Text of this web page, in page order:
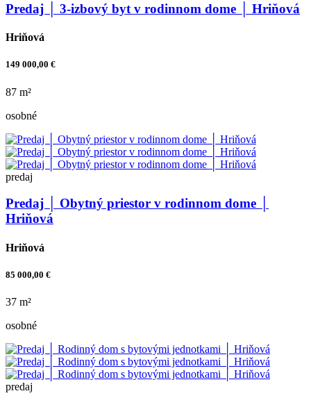
Predaj │ 3-izbový byt v rodinnom dome │ Hriňová
Hriňová
149 000,00 €
87 m²
osobné
predaj
Predaj │ Obytný priestor v rodinnom dome │
Hriňová
Hriňová
85 000,00 €
37 m²
osobné
predaj